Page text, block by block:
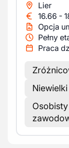
Lier
16.66 -
Opcja
Pełny
Praca